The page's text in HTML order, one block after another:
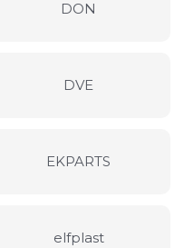
DON
DVE
EKPARTS
elfplast